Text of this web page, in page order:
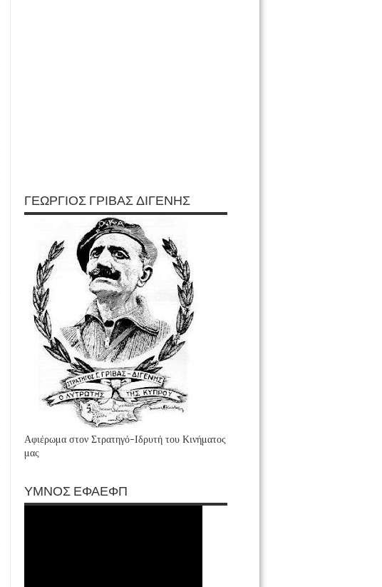
ΓΕΩΡΓΙΟΣ ΓΡΙΒΑΣ ΔΙΓΕΝΗΣ
Αφιέρωμα στον Στρατηγό-Ιδρυτή του Κινήματος
μας
ΥΜΝΟΣ ΕΦΑΕΦΠ